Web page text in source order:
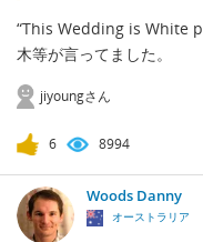
“This Wedding is White
木等が言ってました。
jiyoungさん
6 8994
Woods Danny
オーストラリア